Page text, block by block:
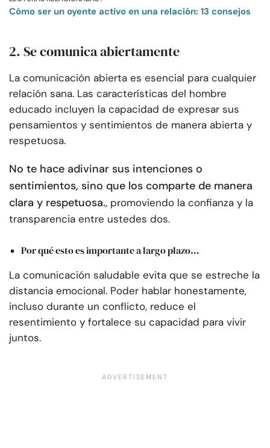
Cómo ser un oyente activo en una relación: 13 consejos
2. Se comunica abiertamente
La comunicación abierta es esencial para cualquier
relación sana. Las características del hombre
educado incluyen la capacidad de expresar sus
pensamientos y sentimientos de manera abierta y
respetuosa.
No te hace adivinar sus intenciones o
sentimientos, sino que los comparte de manera
clara y respetuosa., promoviendo la confianza y la
transparencia entre ustedes dos.
Por qué esto es importante a largo plazo…
La comunicación saludable evita que se estreche la
distancia emocional. Poder hablar honestamente,
incluso durante un conflicto, reduce el
resentimiento y fortalece su capacidad para vivir
juntos.